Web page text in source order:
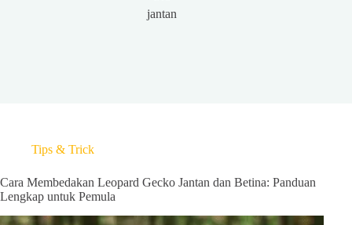
jantan
Tips & Trick
Cara Membedakan Leopard Gecko Jantan dan Betina: Panduan
Lengkap untuk Pemula